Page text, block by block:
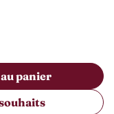
panier